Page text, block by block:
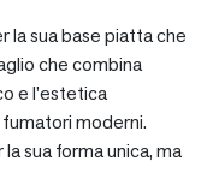
la sua base piatta che
che combina
e l’estetica
moderni.
sua forma unica, ma